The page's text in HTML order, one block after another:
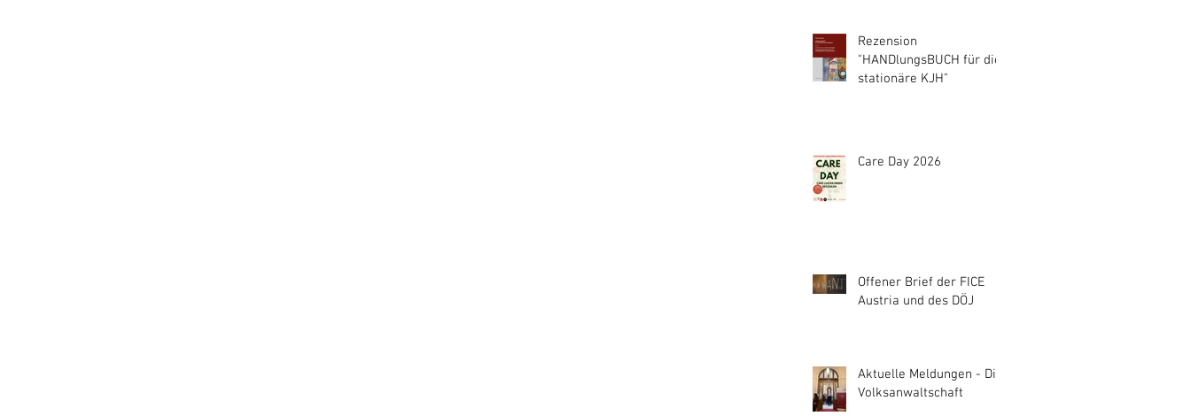
Rezension
"HANDlungsBUCH für die
stationäre KJH"
Care Day 2026
Offener Brief der FICE
Austria und des DÖJ
Aktuelle Meldungen - Die
Volksanwaltschaft